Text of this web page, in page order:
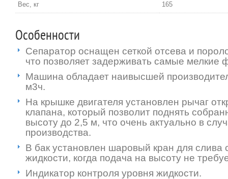
Вес, кг 165
Особенности
Сепаратор оснащен сеткой отсева и
что позволяет задерживать самые мелкие
Машина обладает наивысшей
м3ч.
На крышке двигателя установлен рычаг
клапана, который позволит поднять
высоту до 2,5 м, что очень актуально в
производства.
В бак установлен шаровый кран для слива
жидкости, когда подача на высоту не
Индикатор контроля уровня жидкости.